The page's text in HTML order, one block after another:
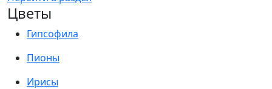
Цветы
Гипсофила
Пионы
Ирисы